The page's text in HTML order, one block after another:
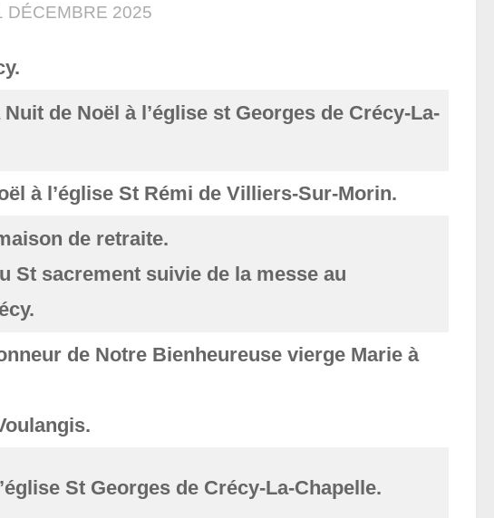
DÉCEMBRE 2025
Nuit de Noël à l’église st Georges de Crécy-La-
à l’église St Rémi de Villiers-Sur-Morin.
de retraite.
St sacrement suivie de la messe au
de Notre Bienheureuse vierge Marie à
St Georges de Crécy-La-Chapelle.